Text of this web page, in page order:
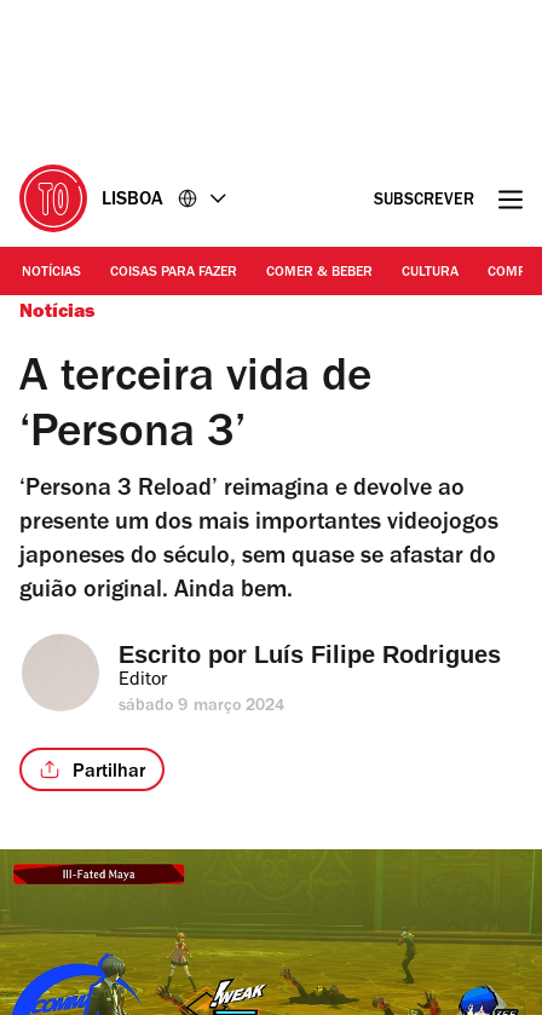
LISBOA SUBSCREVER
NOTÍCIAS COISAS PARA FAZER COMER & BEBER CULTURA
Notícias
A terceira vida de
‘Persona 3’
‘Persona 3 Reload’ reimagina e devolve ao
presente um dos mais importantes videojogos
japoneses do século, sem quase se afastar do
guião original. Ainda bem.
Escrito por Luís Filipe Rodrigues
Editor
sábado 9 março 2024
Partilhar